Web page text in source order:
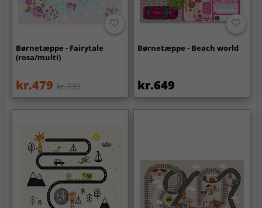
Børnetæppe - Fairytale
(rosa/multi)
kr.479 kr.739
Børnetæppe - Beach world
kr.649